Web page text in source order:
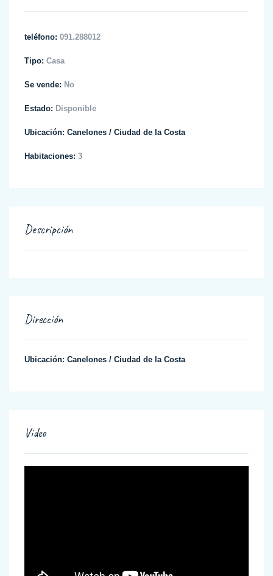
teléfono: 091.288012
Tipo: Casa
Se vende: No
Estado: Disponible
Ubicación: Canelones / Ciudad de la Costa
Habitaciones: 3
Descripción
Dirección
Ubicación: Canelones / Ciudad de la Costa
Video